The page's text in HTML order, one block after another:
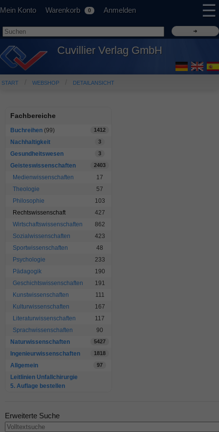
Mein Konto Warenkorb 0 Anmelden ☰
Cuvillier Verlag GmbH
START WEBSHOP DETAILANSICHT
Fachbereiche
Buchreihen (99) 1412
Nachhaltigkeit 3
Gesundheitswesen 3
Geisteswissenschaften 2403
Medienwissenschaften
17
Theologie
57
Philosophie
103
Rechtswissenschaft
427
Wirtschaftswissenschaften
862
Sozialwissenschaften
423
Sportwissenschaften
48
Psychologie
233
Pädagogik
190
Geschichtswissenschaften
191
Kunstwissenschaften
111
Kulturwissenschaften
167
Literaturwissenschaften
117
Sprachwissenschaften
90
Naturwissenschaften
5427
Ingenieurwissenschaften 1818
Allgemein 97
Leitlinien Unfallchirurgie
5. Auflage bestellen
Erweiterte Suche